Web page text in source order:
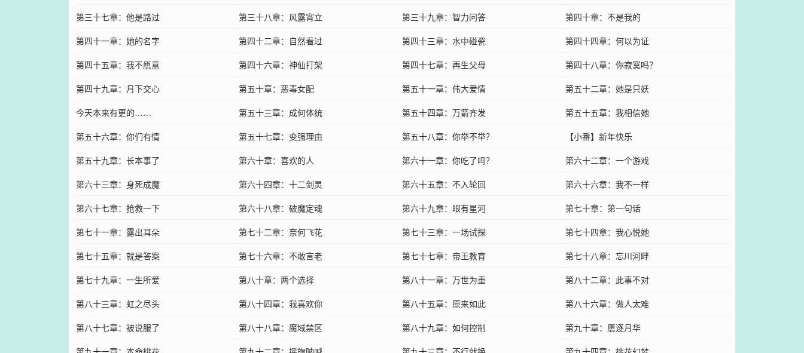
第三十七章：他是路过
第三十八章：风露宵立 第三十九章：智力问答
第四十章：不是我的
第四十一章：她的名字
第四十二章：自然看过 第四十三章：水中碰瓷
第四十四章：何以为证
第四十五章：我不愿意
第四十六章：神仙打架 第四十七章：再生父母
第四十八章：你寂寞吗？
第四十九章：月下交心
第五十章：恶毒女配 第五十一章：伟大爱情
第五十二章：她是只妖
今天本来有更的……
第五十三章：成何体统 第五十四章：万箭齐发
第五十五章：我相信她
第五十六章：你们有情
第五十七章：变强理由 第五十八章：你举不举？
【小番】新年快乐
第五十九章：长本事了
第六十章：喜欢的人 第六十一章：你吃了吗？
第六十二章：一个游戏
第六十三章：身死成魔
第六十四章：十二剑灵 第六十五章：不入轮回
第六十六章：我不一样
第六十七章：抢救一下
第六十八章：破魔定魂 第六十九章：眼有星河
第七十章：第一句话
第七十一章：露出耳朵
第七十二章：奈何飞花 第七十三章：一场试探
第七十四章：我心悦她
第七十五章：就是答案
第七十六章：不敢言老 第七十七章：帝王教育
第七十八章：忘川河畔
第七十九章：一生所爱
第八十章：两个选择 第八十一章：万世为重
第八十二章：此事不对
第八十三章：虹之尽头
第八十四章：我喜欢你 第八十五章：原来如此
第八十六章：做人太难
第八十七章：被说服了
第八十八章：魔域禁区 第八十九章：如何控制
第九十章：愿逐月华